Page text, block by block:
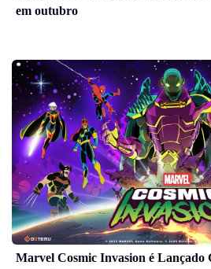
em outubro
Marvel Cosmic Invasion é Lançado